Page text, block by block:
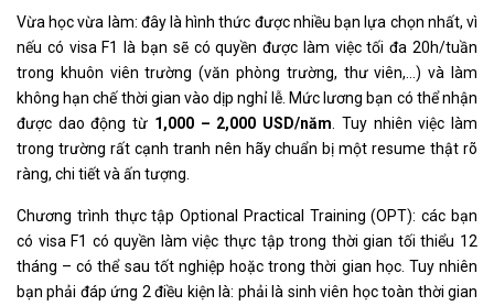
Vừa học vừa làm: đây là hình thức được nhiều bạn lựa chọn nhất, vì
nếu có visa F1 là bạn sẽ có quyền được làm việc tối đa 20h/tuần
trong khuôn viên trường (văn phòng trường, thư viên,…) và làm
không hạn chế thời gian vào dịp nghỉ lễ. Mức lương bạn có thể nhận
được dao động từ 1,000 – 2,000 USD/năm . Tuy nhiên việc làm
trong trường rất cạnh tranh nên hãy chuẩn bị một resume thật rõ
ràng, chi tiết và ấn tượng.
Chương trình thực tập Optional Practical Training (OPT): các bạn
có visa F1 có quyền làm việc thực tập trong thời gian tối thiểu 12
tháng – có thể sau tốt nghiệp hoặc trong thời gian học. Tuy nhiên
bạn phải đáp ứng 2 điều kiện là: phải là sinh viên học toàn thời gian